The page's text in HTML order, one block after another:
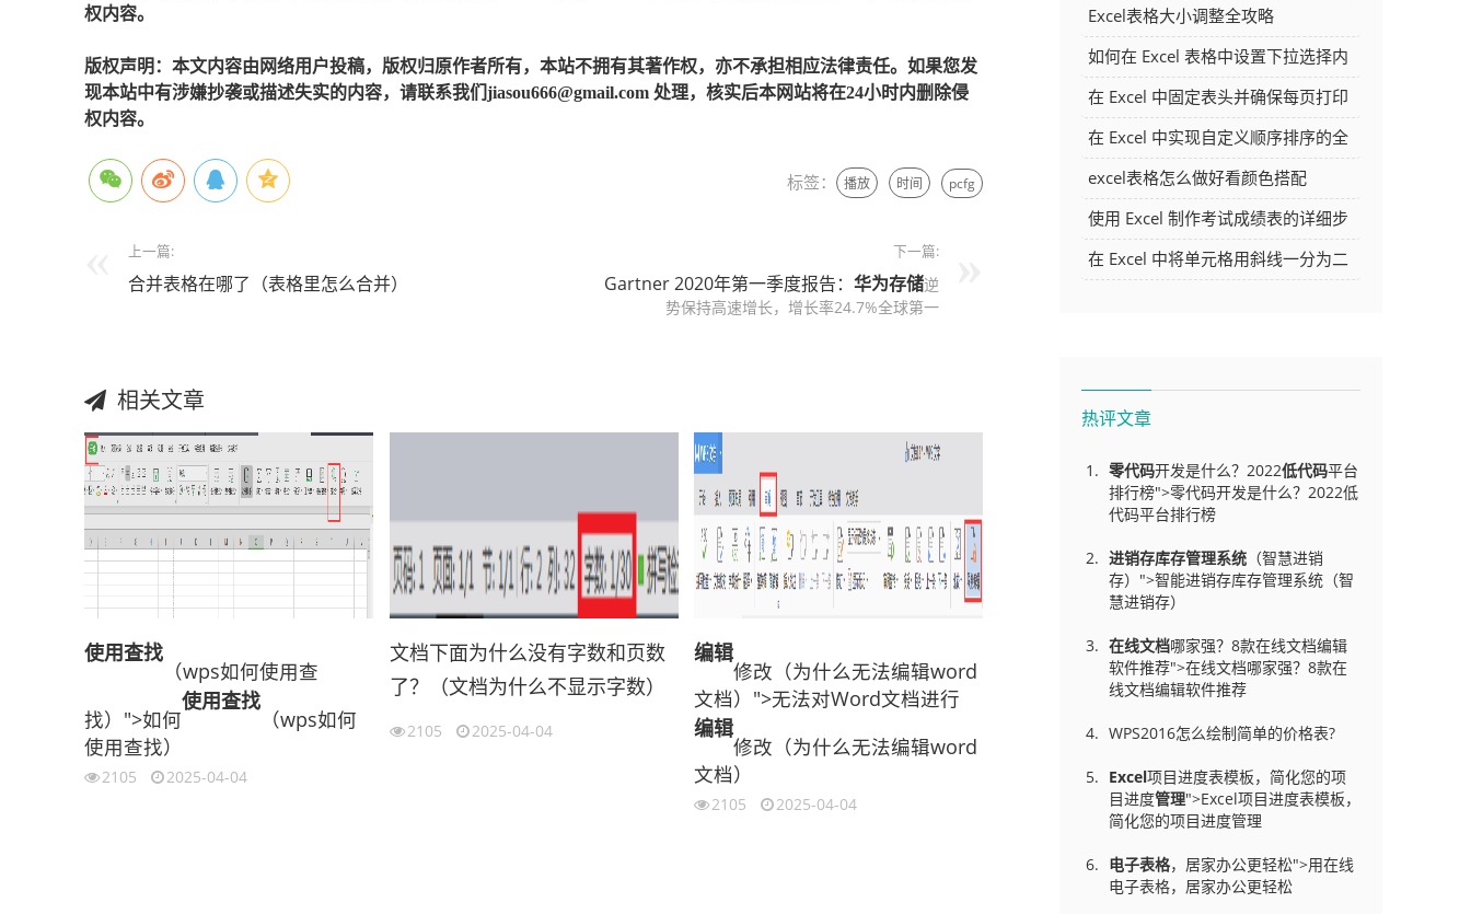
权内容。
版权声明：本文内容由网络用户投稿，版权归原作者所有，本站不拥有其著作权，亦不承担相应法律责任。如果您发
现本站中有涉嫌抄袭或描述失实的内容，请联系我们jiasou666@gmail.com 处理，核实后本网站将在24小时内删除侵
权内容。
标签： 播放 时间 pcfg
上一篇:
合并表格在哪了（表格里怎么合并）
下一篇:
Gartner 2020年第一季度报告： 华为存储逆
势保持高速增长，增长率24.7%全球第一
相关文章
使用查找
（wps如何使用查
找）">如何
使用查找
（wps如何
使用查找）
2105 2025-04-04
文档下面为什么没有字数和页数
了？（文档为什么不显示字数）
2105 2025-04-04
编辑
修改（为什么无法编辑word
文档）">无法对Word文档进行
编辑
修改（为什么无法编辑word
文档）
2105 2025-04-04
字的多种方法
Excel表格大小调整全攻略
如何在 Excel 表格中设置下拉选择内
容
在 Excel 中固定表头并确保每页打印
时都显示表头的方法详解
在 Excel 中实现自定义顺序排序的全
面指南
excel表格怎么做好看颜色搭配
使用 Excel 制作考试成绩表的详细步
骤及技巧
在 Excel 中将单元格用斜线一分为二
热评文章
零代码开发是什么？2022低代码平台
排行榜">零代码开发是什么？2022低
代码平台排行榜
进销存库存管理系统 （智慧进销
存）">智能进销存库存管理系统（智
慧进销存）
在线文档哪家强？8款在线文档编辑
软件推荐">在线文档哪家强？8款在
线文档编辑软件推荐
WPS2016怎么绘制简单的价格表?
Excel项目进度表模板，简化您的项
目进度管理">Excel项目进度表模板，
简化您的项目进度管理
电子表格，居家办公更轻松">用在线
电子表格，居家办公更轻松